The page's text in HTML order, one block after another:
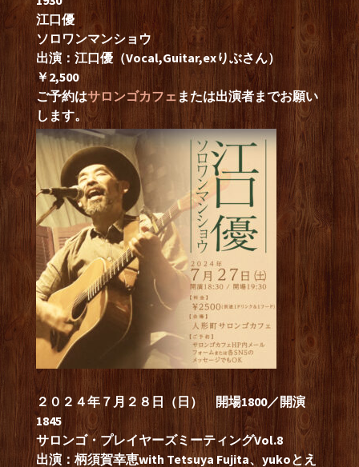
江口優
ソロワンマンショウ
出演：江口優（Vocal,Guitar,exりぶさん）
￥2,500
ご予約はサロンゴカフェ または出演者までお願い
します。
２０２４年７月２８日（日） 開場1800／開演
1845
サロンゴ・プレイヤーズミーティングVol.8
出演：柄須賀幸恵with Tetsuya Fujita、yukoとえ